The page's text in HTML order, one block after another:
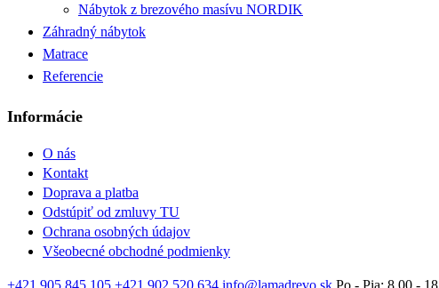
Nábytok z brezového masívu NORDIK
Záhradný nábytok
Matrace
Referencie
Informácie
O nás
Kontakt
Doprava a platba
Odstúpiť od zmluvy TU
Ochrana osobných údajov
Všeobecné obchodné podmienky